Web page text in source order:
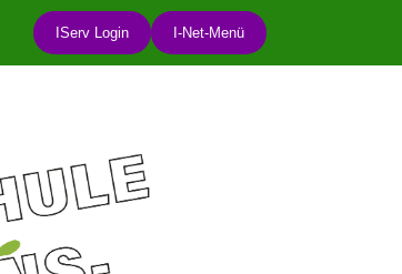
IServ Login I-Net-Menü